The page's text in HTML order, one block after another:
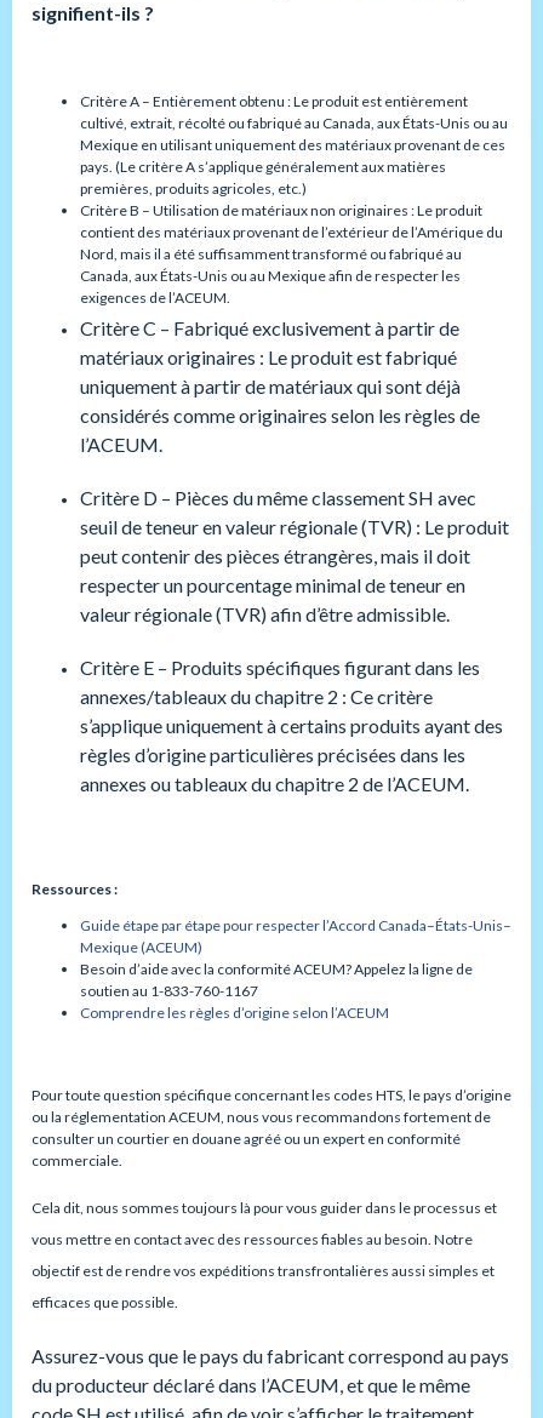
signifient-ils ?
Critère A – Entièrement obtenu : Le produit est entièrement
cultivé, extrait, récolté ou fabriqué au Canada, aux États-Unis ou au
Mexique en utilisant uniquement des matériaux provenant de ces
pays. (Le critère A s’applique généralement aux matières
premières, produits agricoles, etc.)
Critère B – Utilisation de matériaux non originaires : Le produit
contient des matériaux provenant de l’extérieur de l’Amérique du
Nord, mais il a été suffisamment transformé ou fabriqué au
Canada, aux États-Unis ou au Mexique afin de respecter les
exigences de l’ACEUM.
Critère C – Fabriqué exclusivement à partir de
matériaux originaires : Le produit est fabriqué
uniquement à partir de matériaux qui sont déjà
considérés comme originaires selon les règles de
l’ACEUM.
Critère D – Pièces du même classement SH avec
seuil de teneur en valeur régionale (TVR) : Le produit
peut contenir des pièces étrangères, mais il doit
respecter un pourcentage minimal de teneur en
valeur régionale (TVR) afin d’être admissible.
Critère E – Produits spécifiques figurant dans les
annexes/tableaux du chapitre 2 : Ce critère
s’applique uniquement à certains produits ayant des
règles d’origine particulières précisées dans les
annexes ou tableaux du chapitre 2 de l’ACEUM.
Ressources :
Guide étape par étape pour respecter l’Accord Canada–États-Unis–
Mexique (ACEUM)
Besoin d’aide avec la conformité ACEUM? Appelez la ligne de
soutien au 1-833-760-1167
Comprendre les règles d’origine selon l’ACEUM
Pour toute question spécifique concernant les codes HTS, le pays d’origine
ou la réglementation ACEUM, nous vous recommandons fortement de
consulter un courtier en douane agréé ou un expert en conformité
commerciale.
Cela dit, nous sommes toujours là pour vous guider dans le processus et
vous mettre en contact avec des ressources fiables au besoin. Notre
objectif est de rendre vos expéditions transfrontalières aussi simples et
efficaces que possible.
Assurez-vous que le pays du fabricant correspond au pays
du producteur déclaré dans l’ACEUM, et que le même